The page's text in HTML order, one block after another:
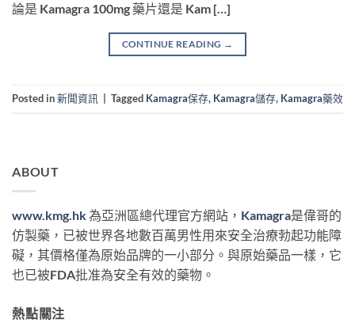
論是 Kamagra 100mg 藥片還是 Kam […]
CONTINUE READING →
Posted in新聞資訊 Tagged Kamagra保存, Kamagra儲存, Kamagra藥效
ABOUT
www.kmg.hk為亞洲區總代理官方網站， Kamagra是偉哥的
仿製藥，已被世界各地數百萬男性用來安全治療勃起功能障
礙，其價格僅為原始品牌的一小部分。與原始藥品一樣，它
也已被FDA批准為安全有效的藥物。
熱點關注